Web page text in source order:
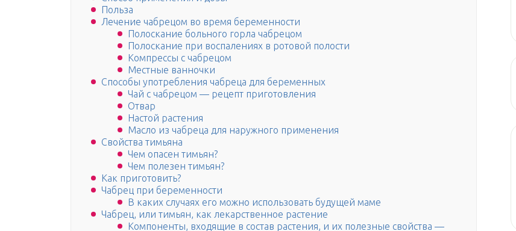
Польза
Лечение чабрецом во время беременности
Полоскание больного горла чабрецом
Полоскание при воспалениях в ротовой полости
Компрессы с чабрецом
Местные ванночки
Способы употребления чабреца для беременных
Чай с чабрецом — рецепт приготовления
Отвар
Настой растения
Масло из чабреца для наружного применения
Свойства тимьяна
Чем опасен тимьян?
Чем полезен тимьян?
Как приготовить?
Чабрец при беременности
В каких случаях его можно использовать будущей маме
Чабрец, или тимьян, как лекарственное растение
Компоненты, входящие в состав растения, и их полезные свойства —